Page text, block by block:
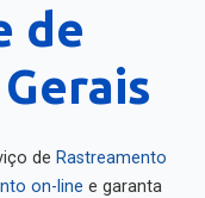
de
de Rastreamento
on-line e garanta